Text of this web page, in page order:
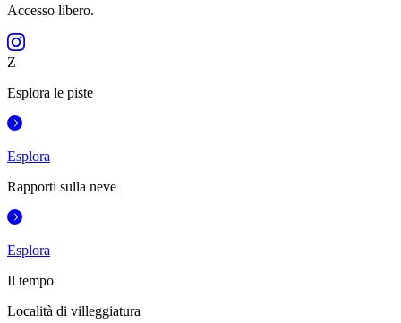
Accesso libero.
Z
Esplora le piste
Esplora
Rapporti sulla neve
Esplora
Il tempo
Località di villeggiatura